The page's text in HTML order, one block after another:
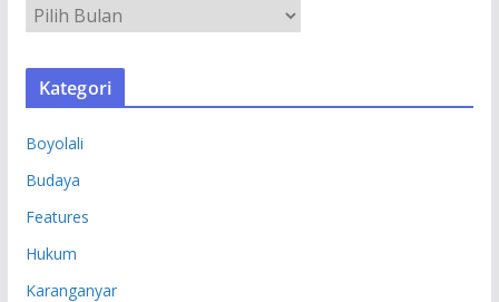
R
S
Kategori
Boyolali
Budaya
Features
Hukum
Karanganyar